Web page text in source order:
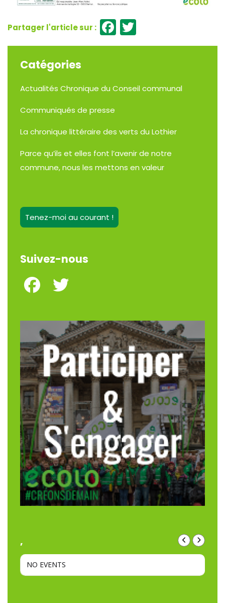
Facebook
Catégories
Actualités Chronique du Conseil communal
Communiqués de presse
La chronique littéraire des verts du Lothier
Parce qu’ils et elles font l’avenir de notre
commune, nous les mettons en valeur
Tenez-moi au courant !
Suivez-nous
,
NO EVENTS